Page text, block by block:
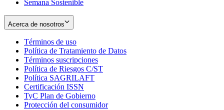
Semana Sostenible
Acerca de nosotros
Términos de uso
in
new
window
Política de Tratamiento de Datos
Términos suscripciones
in
Política de Riesgos C/ST
Política SAGRILAFT
new
window
Certificación ISSN
in
new
TyC Plan de Gobierno
in
Protección del consumidorOpens